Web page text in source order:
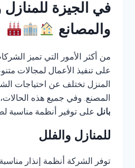
في الجيزة
والمصانع
من أكثر الأمور التي تميز
على تنفيذ الأعمال لمجالات
المنزل تختلف عن احتياجات
المصنع. وفي جميع هذه
بانل على توفير أنظمة مناسبة
للمنازل والفلل
توفر الشركة أنظمة إنذار